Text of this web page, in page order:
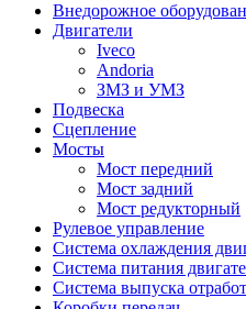
Внедорожное
Двигатели
Iveco
Andoria
ЗМЗ и УМЗ
Подвеска
Сцепление
Мосты
Мост передний
Мост задний
Мост редукторный
Рулевое управление
Система охлаждения
Система питания
Система выпуска